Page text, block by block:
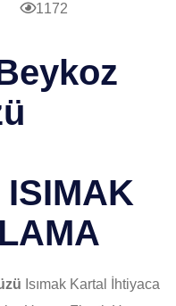
1172
Isımak Kartal İhtiyaca